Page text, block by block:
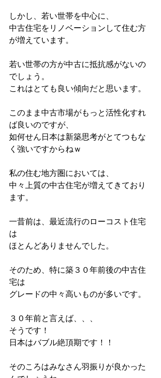
しかし、若い世帯を中心に、
中古住宅をリノベーションして住む方
が増えています。
若い世帯の方が中古に抵抗感がないの
でしょう。
これはとても良い傾向だと思います。
このまま中古市場がもっと活性化すれ
ば良いのですが、
如何せん日本は新築思考がとてつもな
く強いですからねｗ
私の住む地方圏においては、
中々上質の中古住宅が増えてきており
ます。
一昔前は、最近流行のローコスト住宅
は
ほとんどありませんでした。
そのため、特に築３０年前後の中古住
宅は
グレードの中々高いものが多いです。
３０年前と言えば、、、
そうです！
日本はバブル絶頂期です！！
そのころはみなさん羽振りが良かった